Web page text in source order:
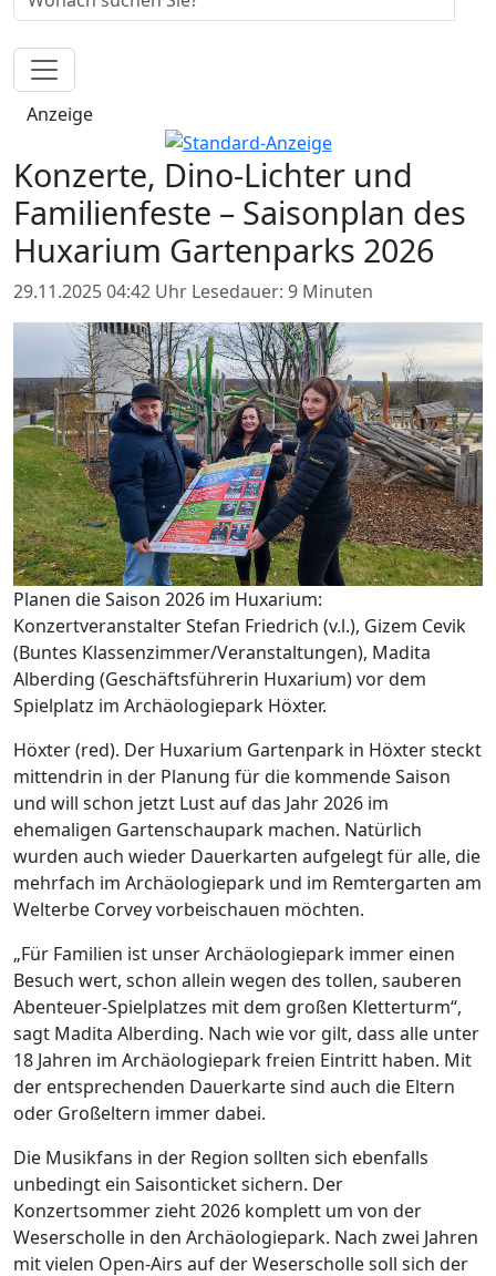
Anzeige
Konzerte, Dino-Lichter und
Familienfeste – Saisonplan des
Huxarium Gartenparks 2026
29.11.2025 04:42 Uhr Lesedauer: 9 Minuten
Planen die Saison 2026 im Huxarium:
Konzertveranstalter Stefan Friedrich (v.l.), Gizem Cevik
(Buntes Klassenzimmer/Veranstaltungen), Madita
Alberding (Geschäftsführerin Huxarium) vor dem
Spielplatz im Archäologiepark Höxter.
Höxter (red). Der Huxarium Gartenpark in Höxter steckt
mittendrin in der Planung für die kommende Saison
und will schon jetzt Lust auf das Jahr 2026 im
ehemaligen Gartenschaupark machen. Natürlich
wurden auch wieder Dauerkarten aufgelegt für alle, die
mehrfach im Archäologiepark und im Remtergarten am
Welterbe Corvey vorbeischauen möchten.
„Für Familien ist unser Archäologiepark immer einen
Besuch wert, schon allein wegen des tollen, sauberen
Abenteuer-Spielplatzes mit dem großen Kletterturm“,
sagt Madita Alberding. Nach wie vor gilt, dass alle unter
18 Jahren im Archäologiepark freien Eintritt haben. Mit
der entsprechenden Dauerkarte sind auch die Eltern
oder Großeltern immer dabei.
Die Musikfans in der Region sollten sich ebenfalls
unbedingt ein Saisonticket sichern. Der
Konzertsommer zieht 2026 komplett um von der
Weserscholle in den Archäologiepark. Nach zwei Jahren
mit vielen Open-Airs auf der Weserscholle soll sich der